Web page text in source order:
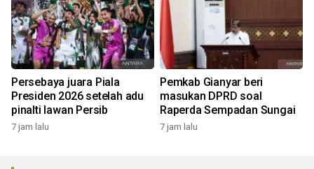
Persebaya juara Piala
Presiden 2026 setelah adu
pinalti lawan Persib
7 jam lalu
Pemkab Gianyar beri
masukan DPRD soal
Raperda Sempadan Sungai
7 jam lalu